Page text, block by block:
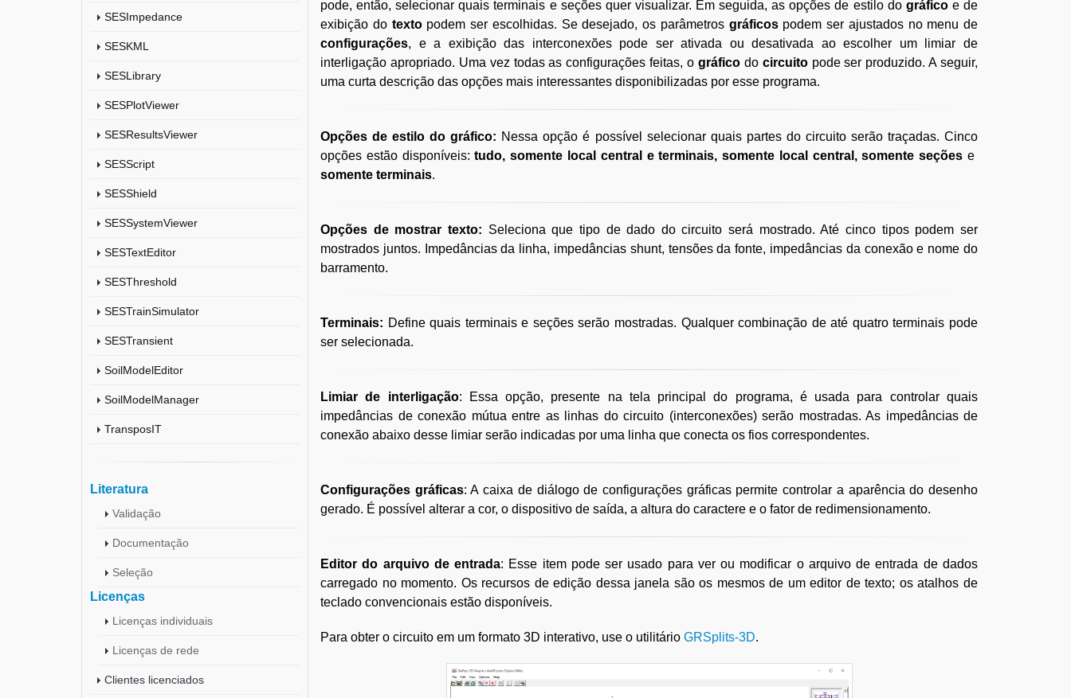
SESImpedance
SESKML
SESLibrary
SESPlotViewer
SESResultsViewer
SESScript
SESShield
SESSystemViewer
SESTextEditor
SESThreshold
SESTrainSimulator
SESTransient
SoilModelEditor
SoilModelManager
TransposIT
Literatura
Validação
Documentação
Seleção
Licenças
Licenças individuais
Licenças de rede
Clientes licenciados
pode, então, selecionar quais terminais e seções quer visualizar. Em seguida, as opções de estilo do gráfico e de
exibição do texto podem ser escolhidas. Se desejado, os parâmetros gráficos podem ser ajustados no menu de
configurações, e a exibição das interconexões pode ser ativada ou desativada ao escolher um limiar de
interligação apropriado. Uma vez todas as configurações feitas, o gráfico do circuito pode ser produzido. A seguir,
uma curta descrição das opções mais interessantes disponibilizadas por esse programa.
Opções de estilo do gráfico: Nessa opção é possível selecionar quais partes do circuito serão traçadas. Cinco
opções estão disponíveis:tudo, somente local central e terminais,somente local central, somente seçõese
somente terminais.
Opções de mostrar texto: Seleciona que tipo de dado do circuito será mostrado. Até cinco tipos podem ser
mostrados juntos. Impedâncias da linha, impedâncias shunt, tensões da fonte, impedâncias da conexão e nome do
barramento.
Terminais: Define quais terminais e seções serão mostradas. Qualquer combinação de até quatro terminais pode
ser selecionada.
Limiar de interligação: Essa opção, presente na tela principal do programa, é usada para controlar quais
impedâncias de conexão mútua entre as linhas do circuito (interconexões) serão mostradas. As impedâncias de
conexão abaixo desse limiar serão indicadas por uma linha que conecta os fios correspondentes.
Configurações gráficas: A caixa de diálogo de configurações gráficas permite controlar a aparência do desenho
gerado. É possível alterar a cor, o dispositivo de saída, a altura do caractere e o fator de redimensionamento.
Editor do arquivo de entrada: Esse item pode ser usado para ver ou modificar o arquivo de entrada de dados
carregado no momento. Os recursos de edição dessa janela são os mesmos de um editor de texto; os atalhos de
teclado convencionais estão disponíveis.
Para obter o circuito em um formato 3D interativo, use o utilitário GRSplits-3D.